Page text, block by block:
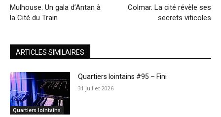
Mulhouse. Un gala d’Antan à
la Cité du Train
Colmar. La cité révèle ses
secrets viticoles
ARTICLES SIMILAIRES
Quartiers lointains
Quartiers lointains #95 – Fini
31 juillet 2026